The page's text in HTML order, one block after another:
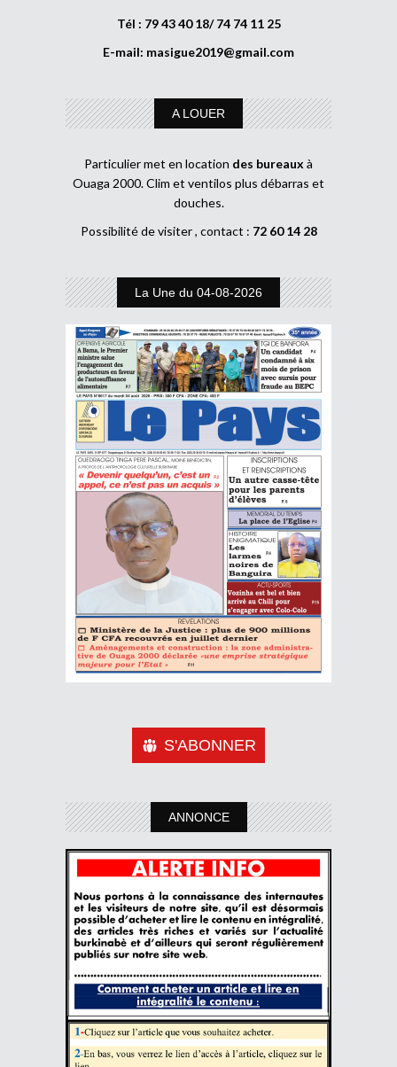
Tél : 79 43 40 18/ 74 74 11 25
E-mail: masigue2019@gmail.com
A LOUER
Particulier met en location des bureaux à
Ouaga 2000. Clim et ventilos plus débarras et
douches.
Possibilité de visiter , contact : 72 60 14 28
La Une du 04-08-2026
S'ABONNER
ANNONCE